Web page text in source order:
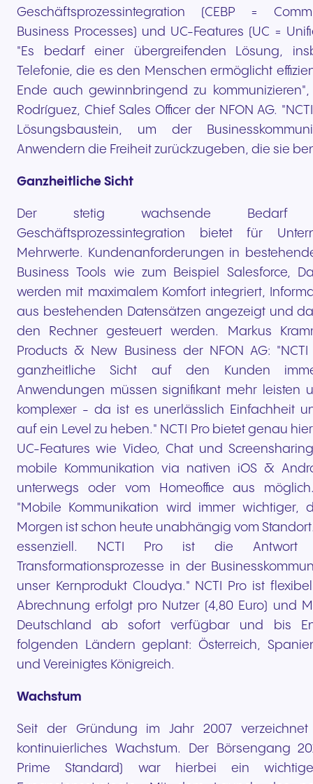
Geschäftsprozessintegration (CEBP =
Business Processes) und UC-Features (UC =
"Es bedarf einer übergreifenden Lösung,
Telefonie, die es den Menschen ermöglicht
Ende auch gewinnbringend zu
Rodríguez, Chief Sales Officer der NFON AG.
Lösungsbaustein, um der
Anwendern die Freiheit zurückzugeben, die sie
Ganzheitliche Sicht
Der stetig wachsende Bedarf
Geschäftsprozessintegration bietet für
Mehrwerte. Kundenanforderungen in
Business Tools wie zum Beispiel Salesforce,
werden mit maximalem Komfort integriert,
aus bestehenden Datensätzen angezeigt und
den Rechner gesteuert werden. Markus
Products & New Business der NFON AG:
ganzheitliche Sicht auf den Kunden
Anwendungen müssen signifikant mehr leisten
komplexer - da ist es unerlässlich Einfachheit
auf ein Level zu heben." NCTI Pro bietet genau
UC-Features wie Video, Chat und
mobile Kommunikation via nativen iOS &
unterwegs oder vom Homeoffice aus
"Mobile Kommunikation wird immer wichtiger,
Morgen ist schon heute unabhängig vom
essenziell. NCTI Pro ist die
Transformationsprozesse in der
unser Kernprodukt Cloudya." NCTI Pro ist
Abrechnung erfolgt pro Nutzer (4,80 Euro) und
Deutschland ab sofort verfügbar und bis
folgenden Ländern geplant: Österreich,
und Vereinigtes Königreich.
Wachstum
Seit der Gründung im Jahr 2007
kontinuierliches Wachstum. Der Börsengang
Prime Standard) war hierbei ein